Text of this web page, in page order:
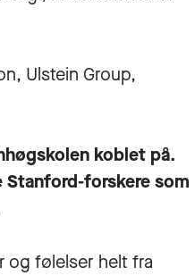
Ulstein Group,
koblet på.
Stanford-forskere som
og følelser helt fra